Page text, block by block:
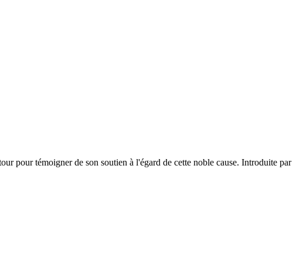
pour témoigner de son soutien à l'égard de cette noble cause. Introduite par